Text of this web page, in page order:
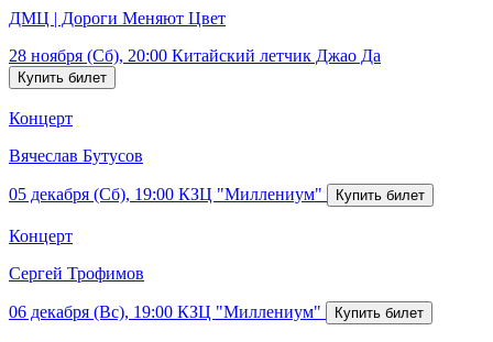
ДМЦ | Дороги Меняют Цвет
28 ноября (Сб), 20:00 Китайский летчик Джао Да
Концерт
Вячеслав Бутусов
05 декабря (Сб), 19:00 КЗЦ "Миллениум"
Концерт
Сергей Трофимов
06 декабря (Вс), 19:00 КЗЦ "Миллениум"